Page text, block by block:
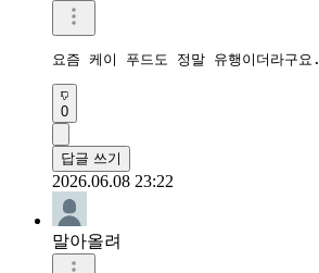
요즘 케이 푸드도 정말 유행이더라구요.
0
답글 쓰기
2026.06.08 23:22
말아올려